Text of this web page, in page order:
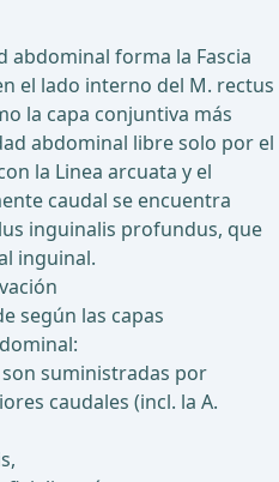
abdominal forma la Fascia
el lado interno del M. rectus
la capa conjuntiva más
abdominal libre solo por el
la Linea arcuata y el
caudal se encuentra
inguinalis profundus, que
inguinal.
según las capas
son suministradas por
caudales (incl. la A.